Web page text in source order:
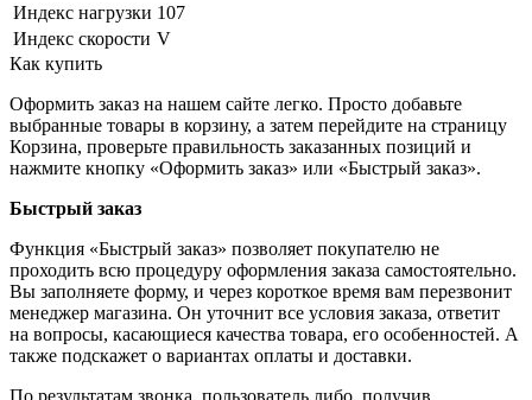
Индекс нагрузки 107
Индекс скорости V
Как купить
Оформить заказ на нашем сайте легко. Просто добавьте
выбранные товары в корзину, а затем перейдите на страницу
Корзина, проверьте правильность заказанных позиций и
нажмите кнопку «Оформить заказ» или «Быстрый заказ».
Быстрый заказ
Функция «Быстрый заказ» позволяет покупателю не
проходить всю процедуру оформления заказа самостоятельно.
Вы заполняете форму, и через короткое время вам перезвонит
менеджер магазина. Он уточнит все условия заказа, ответит
на вопросы, касающиеся качества товара, его особенностей. А
также подскажет о вариантах оплаты и доставки.
По результатам звонка, пользователь либо, получив